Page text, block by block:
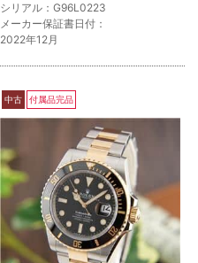
シリアル：G96L0223
メーカー保証書日付：
2022年12月
中古 付属品完品